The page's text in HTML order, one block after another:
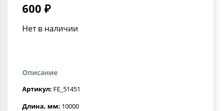
600 ₽
Нет в наличии
Описание
Артикул: FE_51451
Длина, мм: 10000